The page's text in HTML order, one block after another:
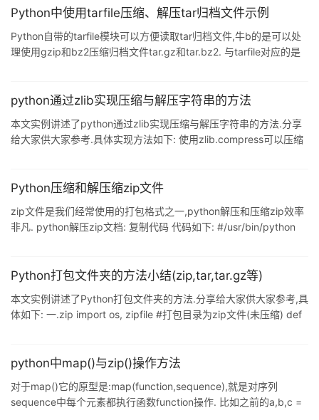
Python中使用tarfile压缩、解压tar归档文件示例
Python自带的tarfile模块可以方便读取tar归档文件,牛b的是可以处
理使用gzip和bz2压缩归档文件tar.gz和tar.bz2. 与tarfile对应的是
*.tar.gz,unzip等,当我觉得这样尽管可以解决问题,但我觉得很业余.
python通过zlib实现压缩与解压字符串的方法
本文实例讲述了python通过zlib实现压缩与解压字符串的方法.分享
给大家供大家参考.具体实现方法如下: 使用zlib.compress可以压缩
00000000000000000000000000000000" print len(s) c =
Python压缩和解压缩zip文件
zip文件是我们经常使用的打包格式之一,python解压和压缩zip效率
非凡. python解压zip文档: 复制代码 代码如下: #/usr/bin/python
的文件 filedir = 'data/' #解压后放入的目录 r = zipfile.is_zipfil
Python打包文件夹的方法小结(zip,tar,tar.gz等)
本文实例讲述了Python打包文件夹的方法.分享给大家供大家参考,具
体如下: 一.zip import os, zipfile #打包目录为zip文件(未压缩) def
len(os.path.dirname(source_dir)) for parent, dirnames,
python中map()与zip()操作方法
对于map()它的原型是:map(function,sequence),就是对序列
sequence中每个元素都执行函数function操作. 比如之前的a,b,c =